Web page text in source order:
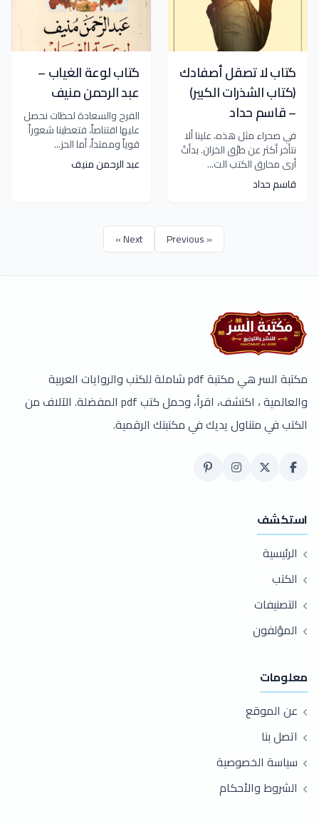
كتاب لا تصقل أصفادك
(كتاب الشذرات الكبير)
– قاسم حداد
في صحراء مثل هذه، علينا ألا
نتأخر أكثر عن طرْق الخزان. بدأتُ
أرى محارق الكتب الت...
قاسم حداد
كتاب لوعة الغياب –
عبد الرحمن منيف
الفرح والسعادة لحظات نحصل
عليها اقتناصاً، فتعطينا شعوراً
قوياً وممتداً، أما الحز...
عبد الرحمن منيف
« Previous
Next »
مكتبة السر هي مكتبة pdf شاملة للكتب والروايات العربية
والعالمية ، اكتشف، اقرأ، وحمل كتب pdf المفضلة. الآلاف من
الكتب في متناول يديك في مكتبتك الرقمية.
استكشف
الرئيسية
الكتب
التصنيفات
المؤلفون
معلومات
عن الموقع
اتصل بنا
سياسة الخصوصية
الشروط والأحكام